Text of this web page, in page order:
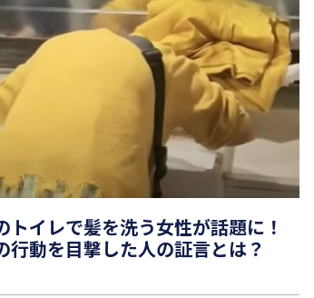
トイレで髪を洗う女性が話題に！
行動を目撃した人の証言とは？